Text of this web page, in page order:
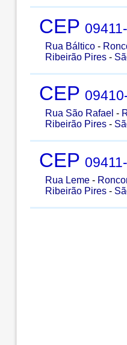
CEP
Rua Báltico-
Ribeirão Pires-
CEP
Rua São Rafael -
Ribeirão Pires-
CEP
Rua Leme-
Ribeirão Pires-